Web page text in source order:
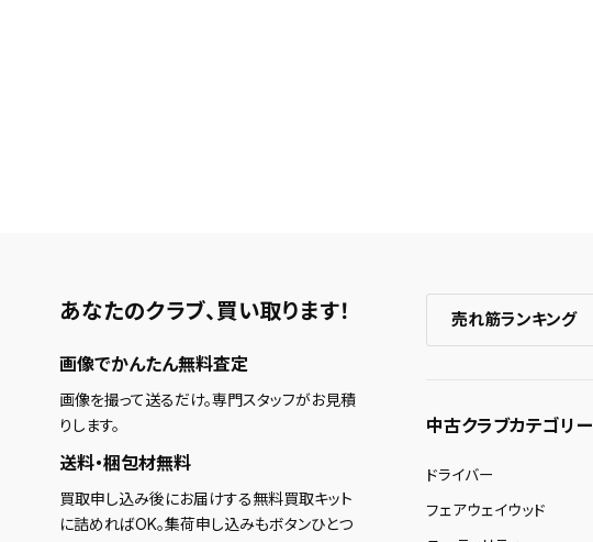
あなたのクラブ、 買い取ります！
画像でかんたん無料査定
画像を撮って送るだけ。専門スタッフがお見積
りします。
送料・梱包材無料
買取申し込み後にお届けする無料買取キット
に詰めればOK。集荷申し込みもボタンひとつ
売れ筋ランキング
中古クラブカテゴリー
ドライバー
フェアウェイウッド